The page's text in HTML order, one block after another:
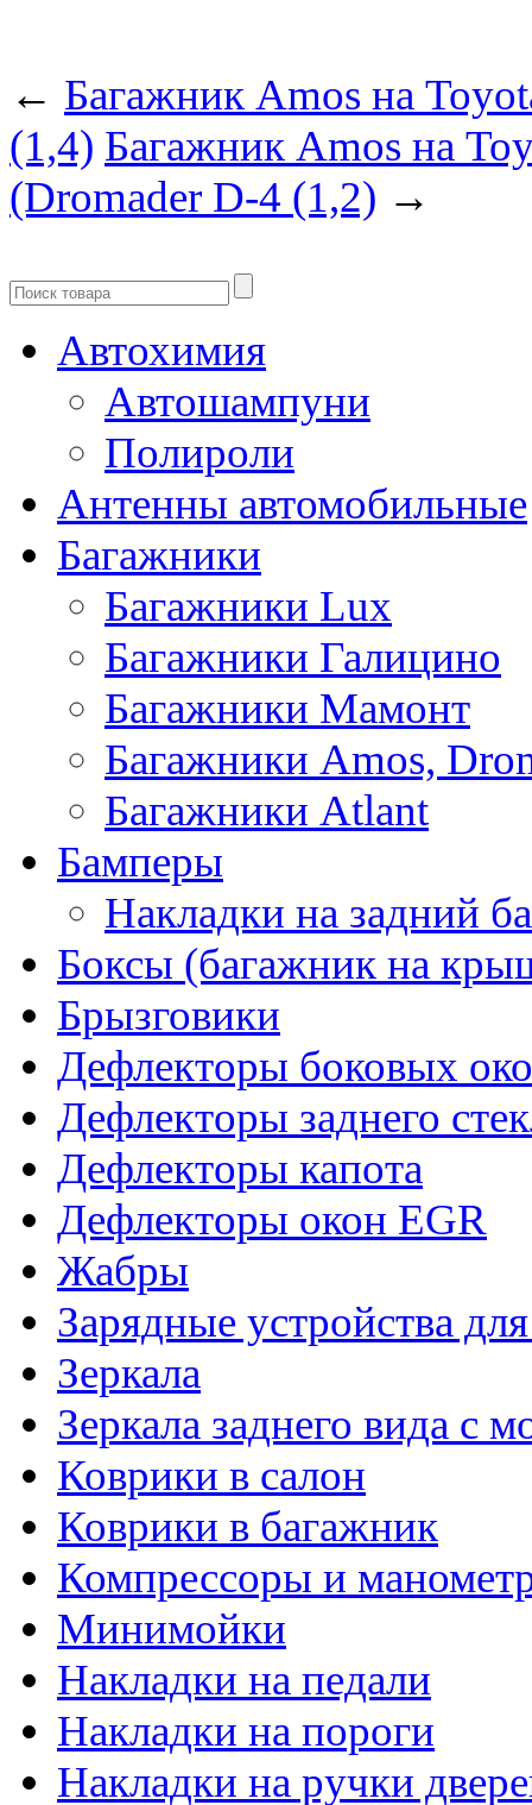
← Багажник Amos на
(1,4) Багажник Amos на
(Dromader D-4 (1,2) →
Автохимия
Автошампуни
Полироли
Антенны автомобильные
Багажники
Багажники Lux
Багажники Галицино
Багажники Мамонт
Багажники Amos,
Багажники Atlant
Бамперы
Накладки на задний
Боксы (багажник на
Брызговики
Дефлекторы боковых
Дефлекторы заднего
Дефлекторы капота
Дефлекторы окон EGR
Жабры
Зарядные устройства
Зеркала
Зеркала заднего вида с
Коврики в салон
Коврики в багажник
Компрессоры и
Минимойки
Накладки на педали
Накладки на пороги
Накладки на ручки